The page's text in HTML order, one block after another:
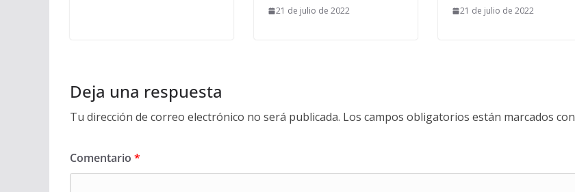
21 de julio de 2022 21 de julio de 2022
Deja una respuesta
Tu dirección de correo electrónico no será publicada. Los campos obligatorios están marcados con
Comentario *